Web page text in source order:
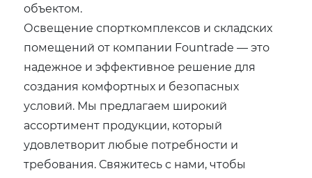
объектом.
Освещение спорткомплексов и складских
помещений от компании Fountrade — это
надежное и эффективное решение для
создания комфортных и безопасных
условий. Мы предлагаем широкий
ассортимент продукции, который
удовлетворит любые потребности и
требования. Свяжитесь с нами, чтобы